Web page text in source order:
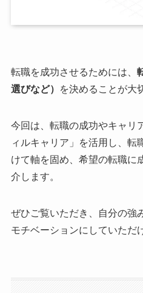
転職を成功させるためには、
選びなど）
を決めることが大
今回は、転職の成功やキャリ
ィルキャリア」を活用し、転
けて軸を固め、希望の転職に
介します。
ぜひご覧いただき、自分の強
モチベーションにしていただ